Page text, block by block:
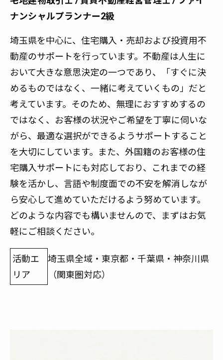
ナンシャルプランナー2級
埼玉県を中心に、住宅購入・売却および投資用不
動産のサポートを行っています。不動産は人生に
おいて大きな意思決定の一つであり、「すぐに決
めるものではなく、一緒に考えていくもの」だと
考えています。そのため、無理におすすめするの
ではなく、お客様の状況やご希望を丁寧に伺いな
がら、最適な選択ができるようサポートすること
を大切にしています。また、外国籍のお客様の住
宅購入サポートにも対応しており、これまでの経
験を活かし、言語や制度面での不安を解消しなが
ら安心して進めていただけるよう努めています。
どのような内容でも構いませんので、まずはお気
軽にご相談ください。
活動エ
リア
埼玉県全域・東京都・千葉県・神奈川県
（関東圏対応）